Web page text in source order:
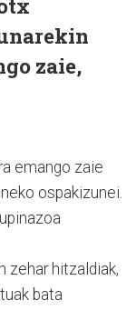
zaie,
emango zaie
ospakizunei.
zehar hitzaldiak,
bata